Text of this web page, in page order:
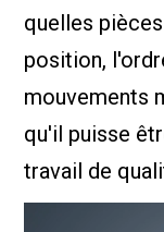
quelles
position,
mouvements
qu'il puisse
travail de